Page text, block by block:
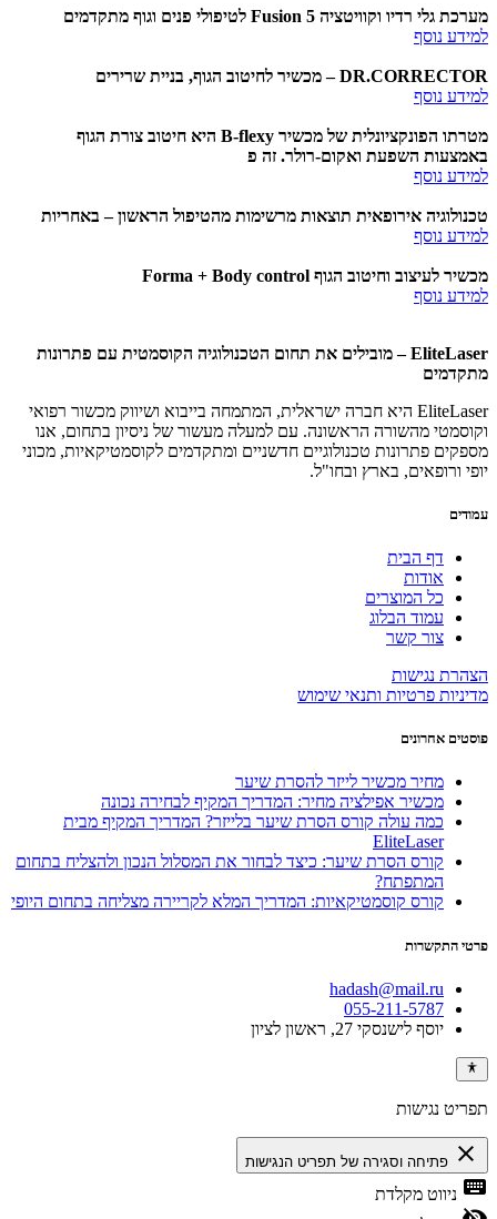
מערכת גלי רדיו וקוויטציה Fusion 5 לטיפולי פנים וגוף מתקדמים
למידע נוסף
DR.CORRECTOR – מכשיר לחיטוב הגוף, בניית שרירים
למידע נוסף
מטרתו הפונקציונלית של מכשיר B-flexy היא חיטוב צורת הגוף
באמצעות השפעת ואקום-רולר. זה פ
למידע נוסף
טכנולוגיה אירופאית תוצאות מרשימות מהטיפול הראשון – באחריות
למידע נוסף
מכשיר לעיצוב וחיטוב הגוף Forma + Body control
למידע נוסף
EliteLaser – מובילים את תחום הטכנולוגיה הקוסמטית עם פתרונות
מתקדמים
EliteLaser היא חברה ישראלית, המתמחה בייבוא ושיווק מכשור רפואי
וקוסמטי מהשורה הראשונה. עם למעלה מעשור של ניסיון בתחום, אנו
מספקים פתרונות טכנולוגיים חדשניים ומתקדמים לקוסמטיקאיות, מכוני
יופי ורופאים, בארץ ובחו"ל.
עמודים
דף הבית
אודות
כל המוצרים
עמוד הבלוג
צור קשר
הצהרת נגישות
מדיניות פרטיות ותנאי שימוש
פוסטים אחרונים
מחיר מכשיר לייזר להסרת שיער
מכשיר אפילציה מחיר: המדריך המקיף לבחירה נכונה
כמה עולה קורס הסרת שיער בלייזר? המדריך המקיף מבית
EliteLaser
קורס הסרת שיער: כיצד לבחור את המסלול הנכון ולהצליח בתחום
המתפתח?
קורס קוסמטיקאיות: המדריך המלא לקריירה מצליחה בתחום היופי
פרטי התקשרות
hadash@mail.ru
055-211-5787
יוסף לישנסקי 27, ראשון לציון
תפריט נגישות
close פתיחה וסגירה של תפריט הנגישות
keyboard ניווט מקלדת